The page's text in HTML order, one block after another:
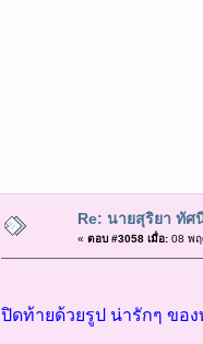
Re: นายสุริยา ทัศ
« ตอบ #3058 เมื่อ:08 พฤ
ปิดท้ายด้วยรูป น่ารักๆ ขอ